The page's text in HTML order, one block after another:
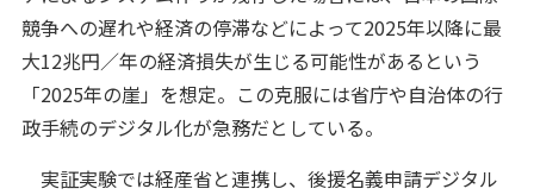
競争への遅れや経済の停滞などによって2025年以降に最
大12兆円／年の経済損失が生じる可能性があるという
「2025年の崖」を想定。この克服には省庁や自治体の行
政手続のデジタル化が急務だとしている。
実証実験では経産省と連携し、後援名義申請デジタル